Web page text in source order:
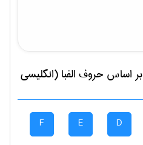
بر اساس حروف الفبا (انگلیسی
D
E
F